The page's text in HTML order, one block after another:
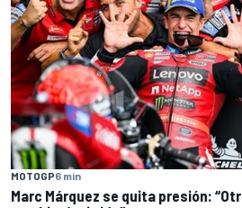
MOTOGP6 min
Marc Márquez se quita presión: